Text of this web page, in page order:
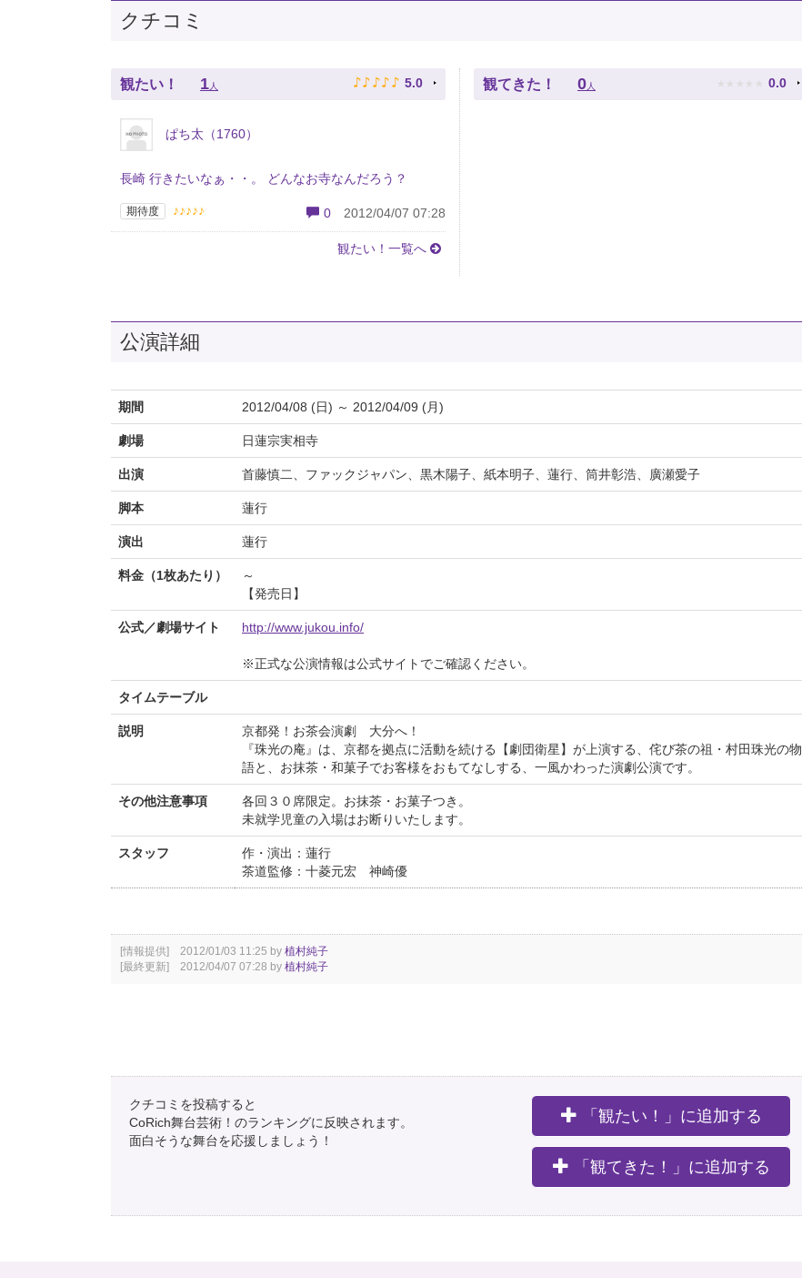
クチコミ
観たい！ 1 人 ♪ ♪ ♪ ♪ ♪ 5.0
ぱち太（1760）
長崎 行きたいなぁ・・。 どんなお寺なんだろう？
期待度 ♪♪♪♪♪ 0 2012/04/07 07:28
観たい！一覧へ
観てきた！ 0 人 ★ ★ ★ ★ ★ 0.0
公演詳細
期間 2012/04/08 (日) ～ 2012/04/09 (月)
劇場 日蓮宗実相寺
出演 首藤慎二、ファックジャパン、黒木陽子、紙本明子、蓮行、筒井彰浩、廣瀬愛子
脚本 蓮行
演出 蓮行
料金（1枚あたり）
～
【発売日】
公式／劇場サイト http://www.jukou.info/
※正式な公演情報は公式サイトでご確認ください。
タイムテーブル
説明
京都発！お茶会演劇 大分へ！
『珠光の庵』は、京都を拠点に活動を続ける【劇団衛星】が上演する、侘び茶の祖・村田珠光の物
語と、お抹茶・和菓子でお客様をおもてなしする、一風かわった演劇公演です。
その他注意事項
各回３０席限定。お抹茶・お菓子つき。
未就学児童の入場はお断りいたします。
スタッフ
作・演出：蓮行
茶道監修：十菱元宏 神崎優
[情報提供] 2012/01/03 11:25 by 植村純子
[最終更新] 2012/04/07 07:28 by 植村純子
クチコミを投稿すると
CoRich舞台芸術！のランキングに反映されます。
面白そうな舞台を応援しましょう！
「観たい！」に追加する
「観てきた！」に追加する